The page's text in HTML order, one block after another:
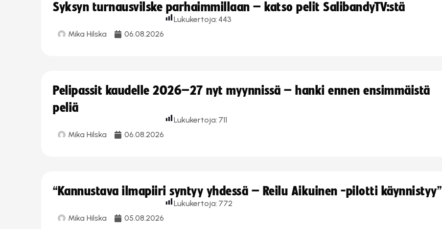
Syksyn turnausvilske parhaimmillaan – katso pelit SalibandyTV:stä
Mika Hilska 06.08.2026
Lukukertoja: 443
Pelipassit kaudelle 2026–27 nyt myynnissä – hanki ennen ensimmäistä
peliä
Mika Hilska 06.08.2026
Lukukertoja: 711
“Kannustava ilmapiiri syntyy yhdessä – Reilu Aikuinen -pilotti käynnistyy”
Mika Hilska 05.08.2026
Lukukertoja: 772